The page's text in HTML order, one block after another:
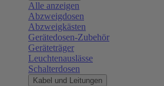
Alle anzeigen
Abzweigdosen
Abzweigkästen
Gerätedosen-Zubehör
Geräteträger
Leuchtenauslässe
Schalterdosen
Kabel und Leitungen